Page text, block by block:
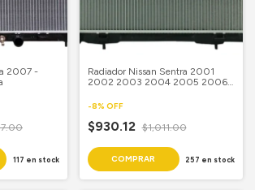
2007 -
117 en stock
Radiador Nissan Sentra 2001
2002 2003 2004 2005 2006
-8% OFF
$930.12 $1,011.00
257 en stock